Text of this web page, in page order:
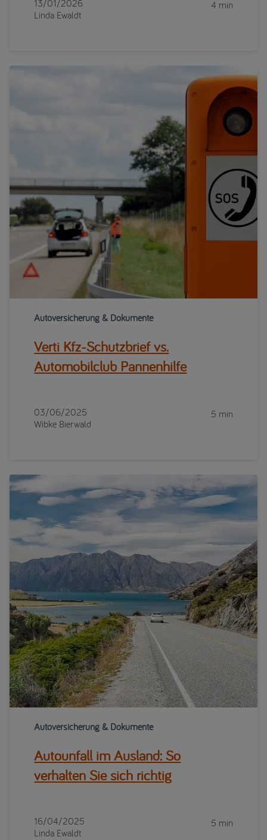
13/01/2026
Linda Ewaldt
4 min
Autoversicherung & Dokumente
Verti Kfz-Schutzbrief vs.
Automobilclub Pannenhilfe
03/06/2025
Wibke Bierwald
5 min
Autoversicherung & Dokumente
Autounfall im Ausland: So
verhalten Sie sich richtig
16/04/2025
Linda Ewaldt
5 min